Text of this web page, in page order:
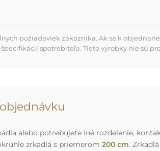
požiadaviek zákazníka. Ak sa k
spotrebiteľa. Tieto výrobky nie sú
alebo potrebujete iné rozdelenie,
zrkadlá s priemerom 200 cm.